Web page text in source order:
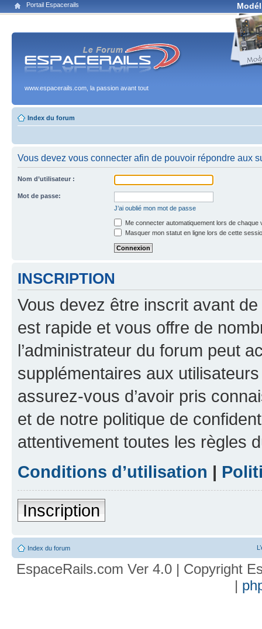
Portail Espacerails
www.espacerails.com, la passion avant tout
Index du forum
Vous devez vous connecter afin de pouvoir répondre aux
Nom d’utilisateur :
Mot de passe:
J’ai oublié mon mot de passe
Me connecter automatiquement lors de chaque
Masquer mon statut en ligne lors de cette
INSCRIPTION
Vous devez être inscrit avant
est rapide et vous offre de
l’administrateur du forum peut
supplémentaires aux
assurez-vous d’avoir pris
et de notre politique de
attentivement toutes les règles
Conditions d’utilisation |
Inscription
Index du forum
EspaceRails.com Ver 4.0 | Copyright
|